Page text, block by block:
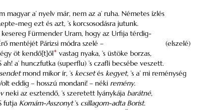
magyar a’ nyelv már, nem az a’ ruha. Németes ízlés
meg ezt és azt, ’s korcsosodásra jutunk.
kesereg Fürmender Uram, hogy az Urfija térdig-
mentéjét Párizsi módra szelé –
(elszelé)
öt kendő[t]ől* vastag nyaka, ’s üstöke borzas,
ah! a’ hunczfutka (superflu) ’s czafli becsébe veszett.
mond mikor ír, ’s kecsetés kegyet, ’s a’ mi reménység
eddig – hosszú mondani! – néki remény.
neki az esztendő, ’s szeretett lyánykája barátné,
futja Komám-Asszonyt’s csillagom-adta Borist.